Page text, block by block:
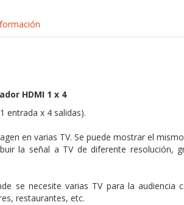
HDMI 1 x 4
entrada x 4 salidas).
en varias TV. Se puede mostrar el
la señal a TV de diferente resolución,
se necesite varias TV para la
restaurantes, etc.